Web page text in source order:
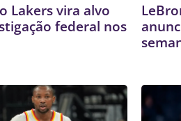
Lakers vira alvo
federal nos